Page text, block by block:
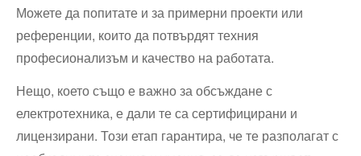
Можете да попитате и за примерни проекти или
референции, които да потвърдят техния
професионализъм и качество на работата.
Нещо, което също е важно за обсъждане с
електротехника, е дали те са сертифицирани и
лицензирани. Този етап гарантира, че те разполагат с